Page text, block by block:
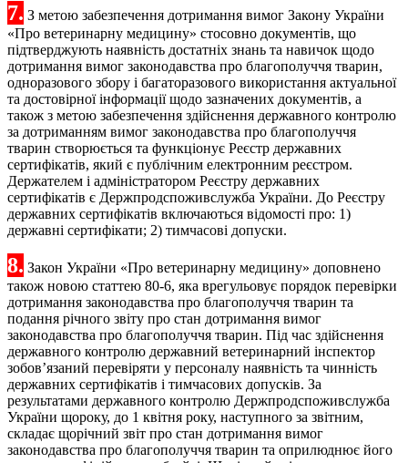
7. З метою забезпечення дотримання вимог Закону України
«Про ветеринарну медицину» стосовно документів, що
підтверджують наявність достатніх знань та навичок щодо
дотримання вимог законодавства про благополуччя тварин,
одноразового збору і багаторазового використання актуальної
та достовірної інформації щодо зазначених документів, а
також з метою забезпечення здійснення державного контролю
за дотриманням вимог законодавства про благополуччя
тварин створюється та функціонує Реєстр державних
сертифікатів, який є публічним електронним реєстром.
Держателем і адміністратором Реєстру державних
сертифікатів є Держпродспоживслужба України. До Реєстру
державних сертифікатів включаються відомості про: 1)
державні сертифікати; 2) тимчасові допуски.
8. Закон України «Про ветеринарну медицину» доповнено
також новою статтею 80-6, яка врегульовує порядок перевірки
дотримання законодавства про благополуччя тварин та
подання річного звіту про стан дотримання вимог
законодавства про благополуччя тварин. Під час здійснення
державного контролю державний ветеринарний інспектор
зобов’язаний перевіряти у персоналу наявність та чинність
державних сертифікатів і тимчасових допусків. За
результатами державного контролю Держпродспоживслужба
України щороку, до 1 квітня року, наступного за звітним,
складає щорічний звіт про стан дотримання вимог
законодавства про благополуччя тварин та оприлюднює його